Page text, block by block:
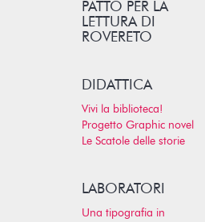
PATTO PER LA
LETTURA DI
ROVERETO
DIDATTICA
Vivi la biblioteca!
Progetto Graphic novel
Le Scatole delle storie
LABORATORI
Una tipografia in